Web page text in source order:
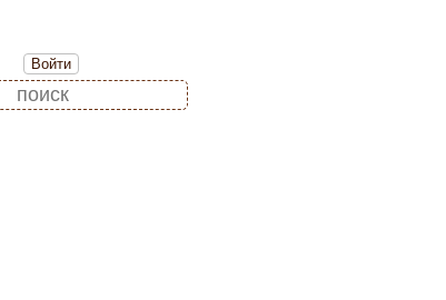
Войти